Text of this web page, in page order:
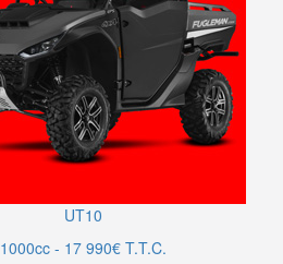
UT10
1000cc - 17 990€ T.T.C.